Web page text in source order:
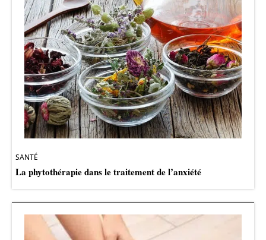
SANTÉ
La phytothérapie dans le traitement de l’anxiété